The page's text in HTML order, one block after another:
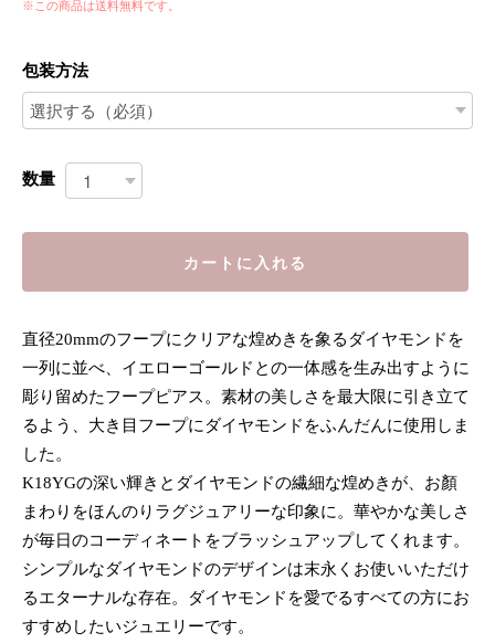
※この商品は送料無料です。
包装方法
数量
カートに入れる
直径20mmのフープにクリアな煌めきを象るダイヤモンドを
一列に並べ、イエローゴールドとの一体感を生み出すように
彫り留めたフープピアス。素材の美しさを最大限に引き立て
るよう、大き目フープにダイヤモンドをふんだんに使用しま
した。
K18YGの深い輝きとダイヤモンドの繊細な煌めきが、お顏
まわりをほんのりラグジュアリーな印象に。華やかな美しさ
が毎日のコーディネートをブラッシュアップしてくれます。
シンプルなダイヤモンドのデザインは末永くお使いいただけ
るエターナルな存在。ダイヤモンドを愛でるすべての方にお
すすめしたいジュエリーです。